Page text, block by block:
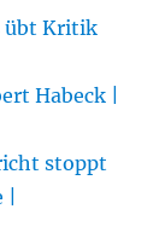
übt Kritik
Habeck |
stoppt